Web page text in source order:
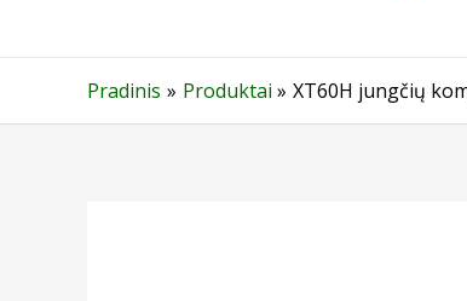
Pradinis Produktai XT60H jungčių